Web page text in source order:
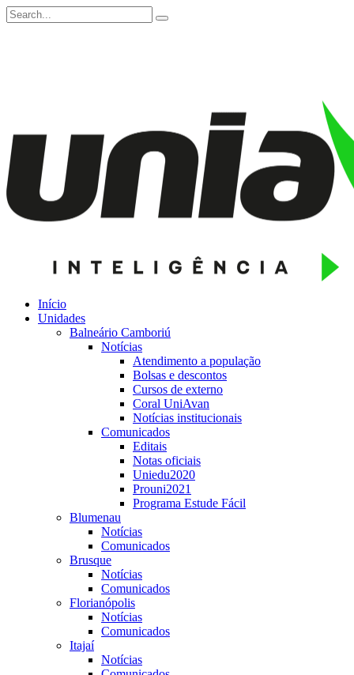
Início
Unidades
Balneário Camboriú
Notícias
Atendimento a população
Bolsas e descontos
Cursos de externo
Coral UniAvan
Notícias institucionais
Comunicados
Editais
Notas oficiais
Uniedu2020
Prouni2021
Programa Estude Fácil
Blumenau
Notícias
Comunicados
Brusque
Notícias
Comunicados
Florianópolis
Notícias
Comunicados
Itajaí
Notícias